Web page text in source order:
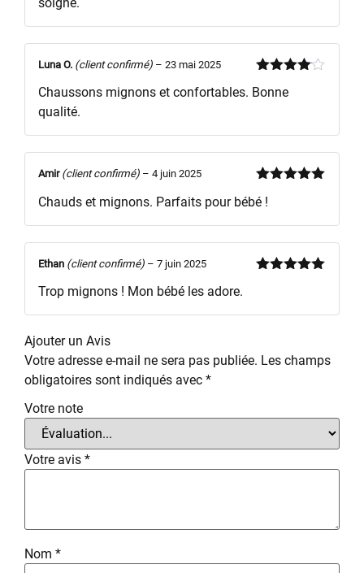
sur 5
Luna O. (client confirmé) – 23 mai 2025
Chaussons mignons et confortables. Bonne
qualité.
5
Amir (client confirmé) – 4 juin 2025
Chauds et mignons. Parfaits pour bébé !
Ethan (client confirmé) – 7 juin 2025
Trop mignons ! Mon bébé les adore.
Ajouter un Avis
Votre adresse e-mail ne sera pas publiée. Les champs
obligatoires sont indiqués avec *
Votre note
Votre avis *
Nom *